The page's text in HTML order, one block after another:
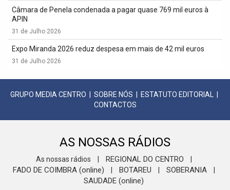
Câmara de Penela condenada a pagar quase 769 mil euros à
APIN
31 de Julho 2026
Expo Miranda 2026 reduz despesa em mais de 42 mil euros
31 de Julho 2026
GRUPO MEDIA CENTRO SOBRE NÓS ESTATUTO EDITORIAL
CONTACTOS
AS NOSSAS RÁDIOS
As nossas rádios REGIONAL DO CENTRO
FADO DE COIMBRA (online) BOTAREU SOBERANIA
SAUDADE (online)